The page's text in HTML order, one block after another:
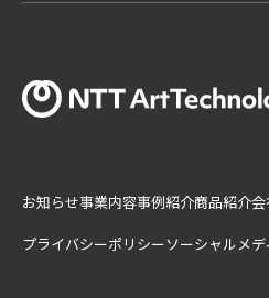
お知らせ事業内容事例紹介商品紹介
プライバシーポリシーソーシャルメ